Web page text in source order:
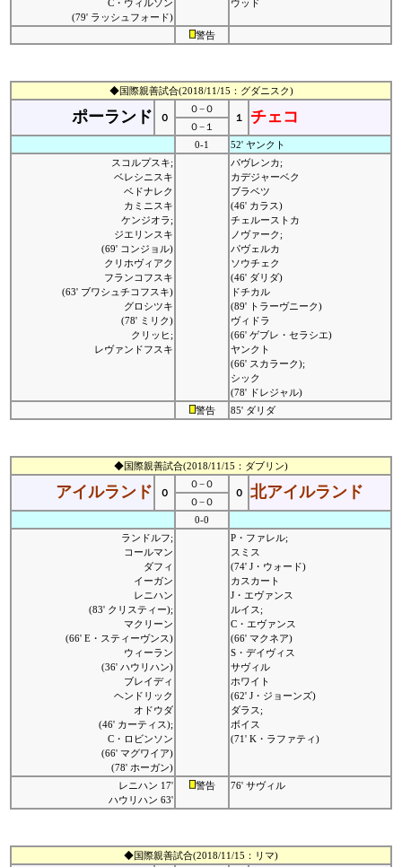
C・ウィルソン
(79' ラッシュフォード)
ウッド
警告
◆国際親善試合(2018/11/15：グダニスク)
ポーランド ０
０−０
１
チェコ
０−１
0-1
52' ヤンクト
スコルプスキ;
ベレシニスキ
ベドナレク
カミニスキ
ケンジオラ;
ジエリンスキ
(69' コンジョル)
クリホヴィアク
フランコフスキ
(63' ブワシュチコフスキ)
グロシツキ
(78' ミリク)
クリッヒ;
レヴァンドフスキ
パヴレンカ;
カデジャーベク
ブラベツ
(46' カラス)
チェルーストカ
ノヴァーク;
パヴェルカ
ソウチェク
(46' ダリダ)
ドチカル
(89' トラーヴニーク)
ヴィドラ
(66' ゲブレ・セラシエ)
ヤンクト
(66' スカラーク);
シック
(78' ドレジャル)
警告
85' ダリダ
◆国際親善試合(2018/11/15：ダブリン)
アイルランド ０
０−０
０
北アイルランド
０−０
0-0
ランドルフ;
コールマン
ダフィ
イーガン
レニハン
(83' クリスティー);
マクリーン
(66' E・スティーヴンス)
ウィーラン
(36' ハウリハン)
ブレイディ
ヘンドリック
オドウダ
(46' カーティス);
C・ロビンソン
(66' マグワイア)
(78' ホーガン)
P・ファレル;
スミス
(74' J・ウォード)
カスカート
J・エヴァンス
ルイス;
C・エヴァンス
(66' マクネア)
S・デイヴィス
サヴィル
ホワイト
(62' J・ジョーンズ)
ダラス;
ボイス
(71' K・ラファティ)
レニハン 17'
ハウリハン 63'
警告 76' サヴィル
◆国際親善試合(2018/11/15：リマ)